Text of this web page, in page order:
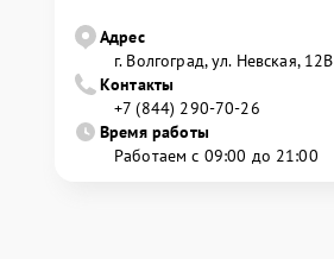
Адрес
г. Волгоград, ул. Невская, 12В
Контакты
+7 (844) 290-70-26
Время работы
Работаем с 09:00 до 21:00